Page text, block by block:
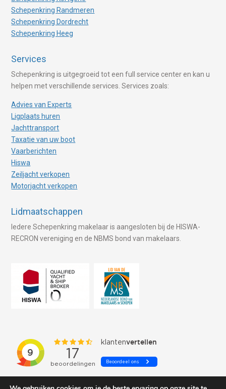
Schepenkring Randmeren
Schepenkring Dordrecht
Schepenkring Heeg
Services
Schepenkring is uitgegroeid tot een full service center en kan u
helpen met verschillende services. Services zoals:
Advies van Experts
Ligplaats huren
Jachttransport
Taxatie van uw boot
Vaarberichten
Hiswa
Zeiljacht verkopen
Motorjacht verkopen
Lidmaatschappen
Iedere Schepenkring makelaar is aangesloten bij de HISWA-
RECRON vereniging en de NBMS bond van makelaars.